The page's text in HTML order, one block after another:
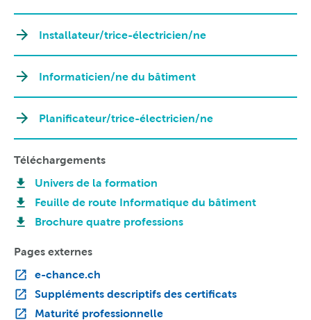
Installateur/trice-électricien/ne
Informaticien/ne du bâtiment
Planificateur/trice-électricien/ne
Téléchargements
Univers de la formation
Feuille de route Informatique du bâtiment
Brochure quatre professions
Pages externes
e-chance.ch
Suppléments descriptifs des certificats
Maturité professionnelle